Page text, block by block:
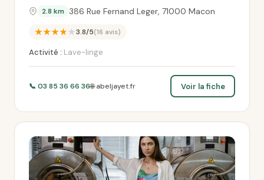
2.8 km 386 Rue Fernand Leger, 71000 Macon
★★★★★3.8/5(16 avis)
Activité : Lave-linge
📞 03 85 36 66 36🌐 abeljayet.fr Voir la fiche